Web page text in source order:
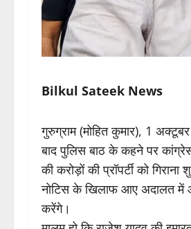
Bilkul Sateek News
गुरुग्राम (मोहित कुमार), 1
बाद पुलिस बाठ के कहने पर
की करोड़ों की प्रॉपर्टी को
नोटिस के खिलाफ आए अदालत में
करेंगे।